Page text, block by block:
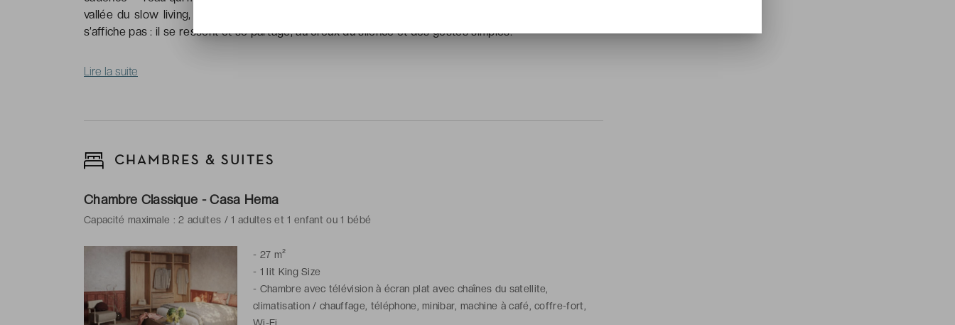
vallée du slow living, au cœur du Monferrato classé au patrimoine mondial de l’UNESCO, le luxe ne
s’affiche pas : il se ressent et se partage, au creux du silence et des gestes simples.
Lire la suite
CHAMBRES & SUITES
Chambre Classique - Casa Hema
Capacité maximale : 2 adultes / 1 adultes et 1 enfant ou 1 bébé
- 27 m²
- 1 lit King Size
- Chambre avec télévision à écran plat avec chaînes du satellite,
climatisation / chauffage, téléphone, minibar, machine à café, coffre-fort,
Wi-Fi